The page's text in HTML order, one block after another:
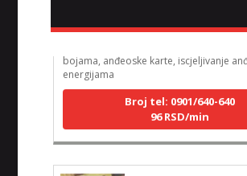
visak, feng shui numerologija, anđeoski
bojama, anđeoske karte, iscjeljivanje
energijama
Broj tel: 0901/640-640
96 RSD/min